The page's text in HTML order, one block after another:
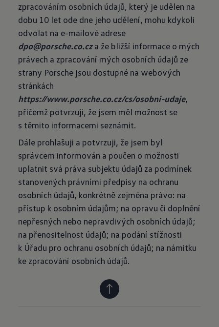
zpracováním osobních údajů, který je udělen na
dobu 10 let ode dne jeho udělení, mohu kdykoli
odvolat na e-mailové adrese
dpo@porsche.co.cza že bližší informace o mých
právech a zpracování mých osobních údajů ze
strany Porsche jsou dostupné na webových
stránkách
https://www.porsche.co.cz/cs/osobni-udaje,
přičemž potvrzuji, že jsem měl možnost se
s těmito informacemi seznámit.
Dále prohlašuji a potvrzuji, že jsem byl
správcem informován a poučen o možnosti
uplatnit svá práva subjektu údajů za podmínek
stanovených právními předpisy na ochranu
osobních údajů, konkrétně zejména právo: na
přístup k osobním údajům; na opravu či doplnění
nepřesných nebo nepravdivých osobních údajů;
na přenositelnost údajů; na podání stížnosti
k Úřadu pro ochranu osobních údajů; na námitku
ke zpracování osobních údajů.